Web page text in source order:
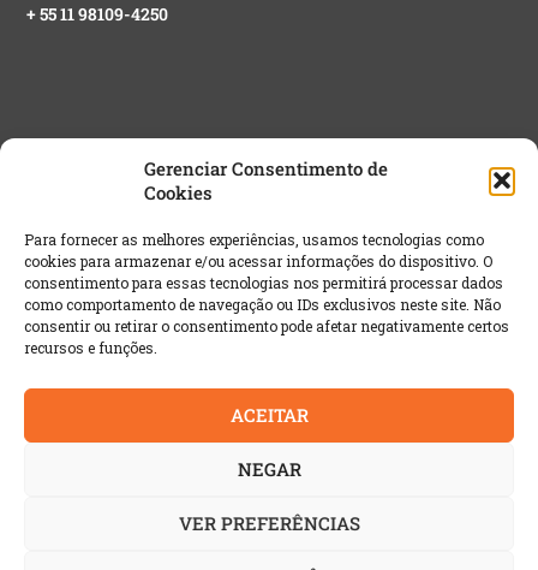
Gerenciar Consentimento de
Cookies
Para fornecer as melhores experiências, usamos tecnologias como
cookies para armazenar e/ou acessar informações do dispositivo. O
consentimento para essas tecnologias nos permitirá processar dados
como comportamento de navegação ou IDs exclusivos neste site. Não
consentir ou retirar o consentimento pode afetar negativamente certos
recursos e funções.
ACEITAR
NEGAR
VER PREFERÊNCIAS
+ 55 11 98109-4250
Email*
proibida a reprodução integral ou parcial dos textos sem